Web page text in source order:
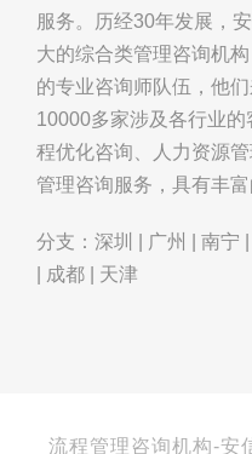
服务。历经30年发展，
大的综合类管理咨询机
的专业咨询师队伍，他
10000多家涉及各行业
程优化咨询、人力资源
管理咨询服务，具有丰
分支：深圳 | 广州 | 南宁
| 成都 | 天津
流程管理咨询机构-安